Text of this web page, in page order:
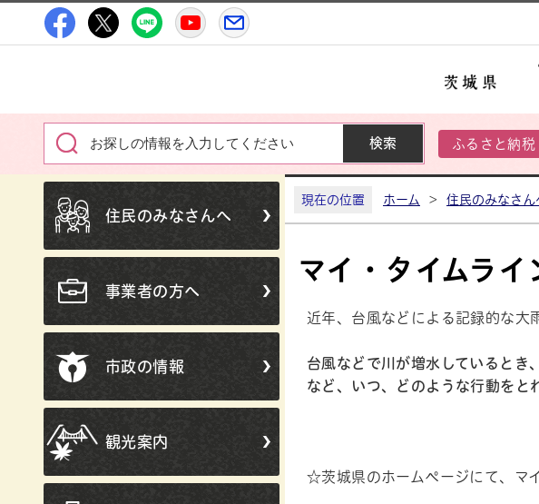
高萩市公式Facebook
高萩市公式X高萩市公式LINE
高萩市YouTube公式チャンネル
ふるさと納税
住民のみなさんへ
事業者の方へ
市政の情報
観光案内
現在の位置 ホーム > 住民のみなさん
マイ・タイムライ
近年、台風などによる記録的な大
台風などで川が増水しているとき
など、いつ、どのような行動をと
☆茨城県のホームページにて、マ